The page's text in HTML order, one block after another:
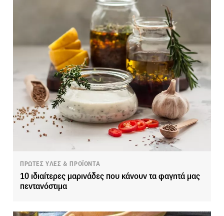
ΠΡΩΤΕΣ ΥΛΕΣ & ΠΡΟΪΟΝΤΑ
10 ιδιαίτερες μαρινάδες που κάνουν τα φαγητά μας
πεντανόστιμα